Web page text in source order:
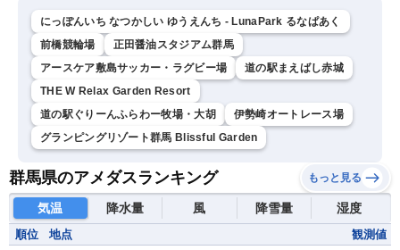
にっぽんいち なつかしい ゆうえんち - LunaPark るなぱあく
前橋競輪場
正田醤油スタジアム群馬
アースケア敷島サッカー・ラグビー場
道の駅まえばし赤城
THE W Relax Garden Resort
道の駅ぐりーんふらわー牧場・大胡
伊勢崎オートレース場
グランピングリゾート群馬 Blissful Garden
群馬県のアメダスランキング もっと見る
気温 降水量 風 降雪量 湿度
順位 地点 観測値